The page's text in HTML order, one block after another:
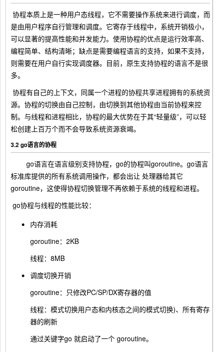
​ 协程本质上是一种用户态线程，它不需要操作系统来进行调度，而
是由用户程序自行管理和调度。它寄存于线程中，系统开销极小，
可以显著的提高性能和并发能力。使用协程的优点是运行效率高、
编程简单、结构清晰；缺点是需要编程语言的支持，如果不支持，
则需要在用户自行实现调度器。目前，原生支持协程的语言不是很
多。
​ 协程有自己的上下文，同属一个进程的协程共享进程拥有的系统资
源。协程的切换由自己控制，由切换到其他协程由当前协程来控
制。与线程和进程相比，协程的最大优势在于其“轻量级”，可以轻
松创建上百万个而不会导致系统资源衰竭。
3.2 go语言的协程
go语言在语言级别支持协程，go的协程叫goroutine。go语言
标准库提供的所有系统调用操作，都会出让 处理器给其它
goroutine，这使得协程切换管理不再依赖于系统的线程和进程。
​ go协程与线程的性能比较：
内存消耗
goroutine：2KB
线程：8MB
调度切换开销
goroutine：只修改PC/SP/DX寄存器的值
线程：模式切换用户态和内核态之间的模式切换)、所有寄存
器的刷新
通过关键字go 就启动了一个 goroutine。